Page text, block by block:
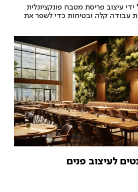
עיצוב פריסת מטבח פונקציונלית
עבודה קלה ובטיחות כדי לשפר את
לעיצוב פנים